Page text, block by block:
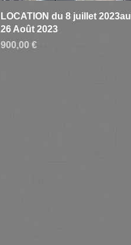
Aperçu rapide
LOCATION du 8 juillet 2023au
26 Août 2023
Prix
900,00 €